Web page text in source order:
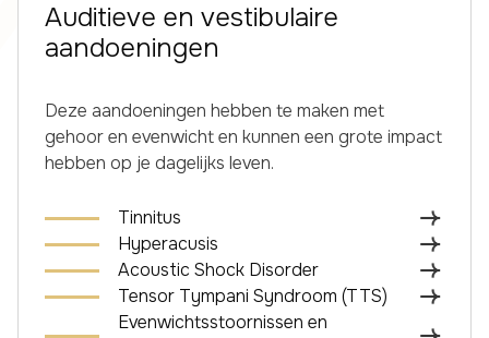
Auditieve en vestibulaire
aandoeningen
Deze aandoeningen hebben te maken met
gehoor en evenwicht en kunnen een grote impact
hebben op je dagelijks leven.
Tinnitus
Hyperacusis
Acoustic Shock Disorder
Tensor Tympani Syndroom (TTS)
Evenwichtsstoornissen en